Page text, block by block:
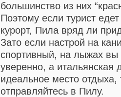
большинство из них
Поэтому если турист
курорт, Пила вряд ли
Зато если настрой на
спортивный, на лыжах вы
уверенно, а итальянская
идеальное место отдыха,
отправляйтесь в Пилу.